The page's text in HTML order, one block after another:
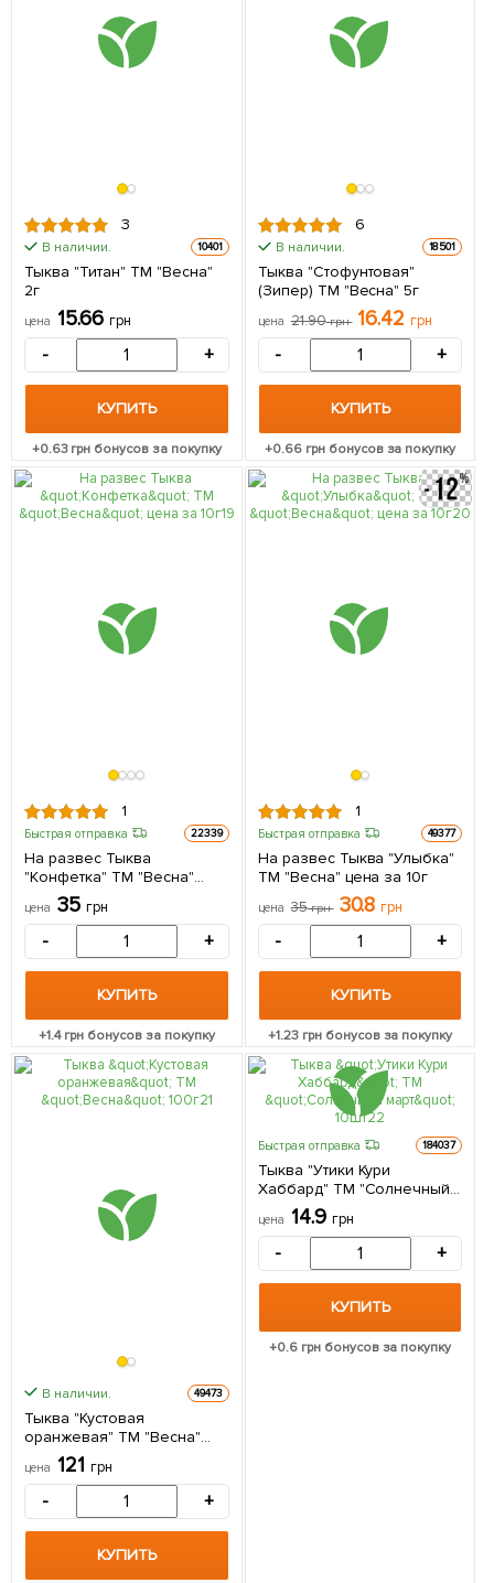
3
В наличии. 10401
Тыква "Титан" ТМ "Весна"
2г
цена 15.66 грн
- +
КУПИТЬ
+0.63грн бонусов за покупку
6
В наличии. 18501
Тыква "Стофунтовая"
(Зипер) ТМ "Весна" 5г
цена 21.90грн 16.42 грн
- +
КУПИТЬ
+0.66грн бонусов за покупку
1
Быстрая отправка 22339
На развес Тыква
"Конфетка" ТМ "Весна"
цена за 10г
цена 35 грн
- +
КУПИТЬ
+1.4грн бонусов за покупку
1
Быстрая отправка 49377
На развес Тыква "Улыбка"
ТМ "Весна" цена за 10г
цена 35грн 30.8 грн
- +
КУПИТЬ
+1.23грн бонусов за покупку
В наличии. 49473
Тыква "Кустовая
оранжевая" ТМ "Весна"
цена 121 грн
- +
КУПИТЬ
Быстрая отправка 184037
Тыква "Утики Кури
Хаббард" ТМ "Солнечный
март" 10шт
цена 14.9 грн
- +
КУПИТЬ
+0.6грн бонусов за покупку